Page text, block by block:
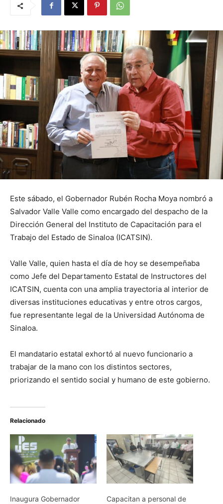
Este sábado, el Gobernador Rubén Rocha Moya nombró a
Salvador Valle Valle como encargado del despacho de la
Dirección General del Instituto de Capacitación para el
Trabajo del Estado de Sinaloa (ICATSIN).
Valle Valle, quien hasta el día de hoy se desempeñaba
como Jefe del Departamento Estatal de Instructores del
ICATSIN, cuenta con una amplia trayectoria al interior de
diversas instituciones educativas y entre otros cargos,
fue representante legal de la Universidad Autónoma de
Sinaloa.
El mandatario estatal exhortó al nuevo funcionario a
trabajar de la mano con los distintos sectores,
priorizando el sentido social y humano de este gobierno.
Relacionado
Inaugura Gobernador
Capacitan a personal de